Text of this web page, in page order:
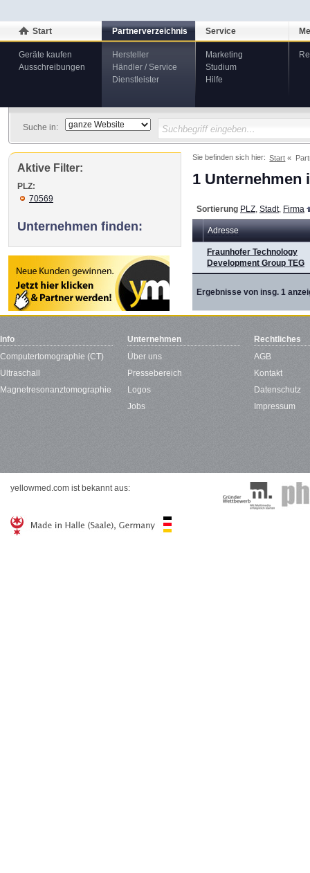
Start
Geräte kaufen
Ausschreibungen
Partnerverzeichnis
Hersteller
Händler / Service
Dienstleister
Service
Marketing
Studium
Hilfe
Suche in:
Sie befinden sich hier: Start
1 Unternehmen
Sortierung PLZ Stadt, Firma
Adresse
Ergebnisse von insg. 1
Fraunhofer Technology
Development Group TEG
Aktive Filter:
PLZ:
70569
Unternehmen finden:
Info
Computertomographie (CT)
Ultraschall
Magnetresonanztomographie
Unternehmen
Über uns
Pressebereich
Logos
Jobs
Rechtliches
AGB
Kontakt
Datenschutz
Impressum
yellowmed.com ist bekannt aus: